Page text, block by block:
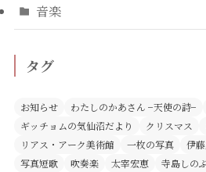
音楽
タグ
お知らせ わたしのかあさん −天使の詩−
ギッチョムの気仙沼だより
クリスマス
リアス・アーク美術館
一枚の写真 伊
写真短歌
吹奏楽 太宰宏恵 寺島しの